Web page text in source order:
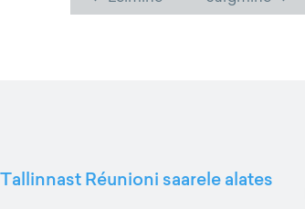
Réunioni saarele alates